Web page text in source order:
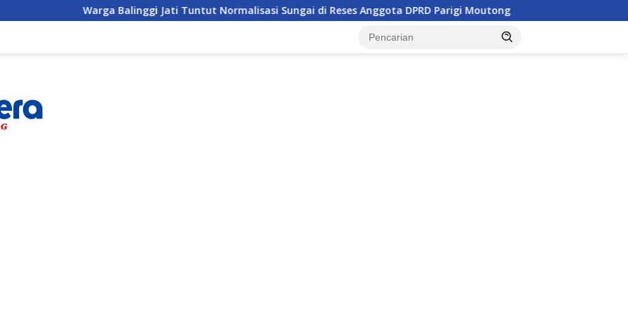
Warga Balinggi Jati Tuntut Normalisasi Sungai di Reses Anggota DPRD Parigi Moutong Penghulu di Parigi